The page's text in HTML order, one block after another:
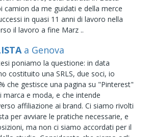
camion da me guidati e della merce
in quasi 11 anni di lavoro nella
il lavoro a fine Marz ..
a Genova
poniamo la questione: in data
costituito una SRLS, due soci, io
che gestisce una pagina su "Pinterest"
marca e moda, e che intende
affiliazione ai brand. Ci siamo rivolti
per avviare le pratiche necessarie, e
ma non ci siamo accordati per il